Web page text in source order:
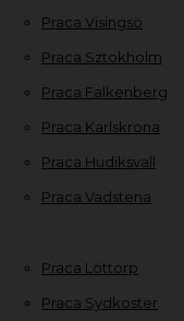
Praca Visingsö
Praca Sztokholm
Praca Falkenberg
Praca Karlskrona
Praca Hudiksvall
Praca Vadstena
Praca Löttorp
Praca Sydkoster